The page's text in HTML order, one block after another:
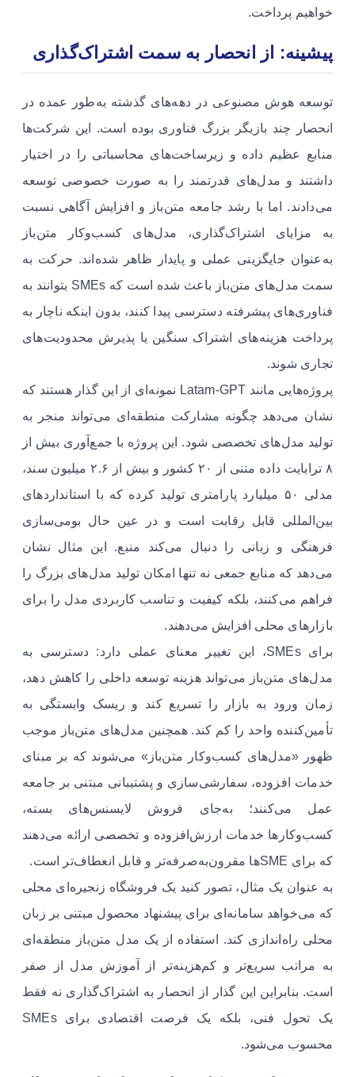
خواهیم پرداخت.
پیشینه: از انحصار به سمت اشتراک‌گذاری
توسعه هوش مصنوعی در دهه‌های گذشته به‌طور عمده در
انحصار چند بازیگر بزرگ فناوری بوده است. این شرکت‌ها
منابع عظیم داده و زیرساخت‌های محاسباتی را در اختیار
داشتند و مدل‌های قدرتمند را به صورت خصوصی توسعه
می‌دادند. اما با رشد جامعه متن‌باز و افزایش آگاهی نسبت
به مزایای اشتراک‌گذاری، مدل‌های کسب‌وکار متن‌باز
به‌عنوان جایگزینی عملی و پایدار ظاهر شده‌اند. حرکت به
سمت مدل‌های متن‌باز باعث شده است که SMEs بتوانند به
فناوری‌های پیشرفته دسترسی پیدا کنند، بدون اینکه ناچار به
پرداخت هزینه‌های اشتراک سنگین یا پذیرش محدودیت‌های
تجاری شوند.
پروژه‌هایی مانند Latam‑GPT نمونه‌ای از این گذار هستند که
نشان می‌دهد چگونه مشارکت منطقه‌ای می‌تواند منجر به
تولید مدل‌های تخصصی شود. این پروژه با جمع‌آوری بیش از
۸ ترابایت داده متنی از ۲۰ کشور و بیش از ۲.۶ میلیون سند،
مدلی ۵۰ میلیارد پارامتری تولید کرده که با استانداردهای
بین‌المللی قابل رقابت است و در عین حال بومی‌سازی
فرهنگی و زبانی را دنبال می‌کند منبع. این مثال نشان
می‌دهد که منابع جمعی نه تنها امکان تولید مدل‌های بزرگ را
فراهم می‌کنند، بلکه کیفیت و تناسب کاربردی مدل را برای
بازارهای محلی افزایش می‌دهند.
برای SMEs، این تغییر معنای عملی دارد: دسترسی به
مدل‌های متن‌باز می‌تواند هزینه توسعه داخلی را کاهش دهد،
زمان ورود به بازار را تسریع کند و ریسک وابستگی به
تأمین‌کننده واحد را کم کند. همچنین مدل‌های متن‌باز موجب
ظهور «مدل‌های کسب‌وکار متن‌باز» می‌شوند که بر مبنای
خدمات افزوده، سفارشی‌سازی و پشتیبانی مبتنی بر جامعه
عمل می‌کنند؛ به‌جای فروش لایسنس‌های بسته،
کسب‌وکارها خدمات ارزش‌افزوده و تخصصی ارائه می‌دهند
که برای SMEها مقرون‌به‌صرفه‌تر و قابل انعطاف‌تر است.
به عنوان یک مثال، تصور کنید یک فروشگاه زنجیره‌ای محلی
که می‌خواهد سامانه‌ای برای پیشنهاد محصول مبتنی بر زبان
محلی راه‌اندازی کند. استفاده از یک مدل متن‌باز منطقه‌ای
به مراتب سریع‌تر و کم‌هزینه‌تر از آموزش مدل از صفر
است. بنابراین این گذار از انحصار به اشتراک‌گذاری نه فقط
یک تحول فنی، بلکه یک فرصت اقتصادی برای SMEs
محسوب می‌شود.